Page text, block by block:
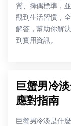
質、擇偶標準，
觀到生活習慣，
解答，幫助你解
到實用資訊。
巨蟹男冷
應對指南
巨蟹男冷淡是什